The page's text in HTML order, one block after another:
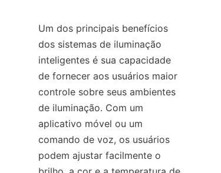
Um dos principais benefícios
dos sistemas de iluminação
inteligentes é sua capacidade
de fornecer aos usuários maior
controle sobre seus ambientes
de iluminação. Com um
aplicativo móvel ou um
comando de voz, os usuários
podem ajustar facilmente o